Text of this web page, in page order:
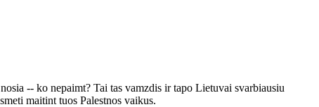
-- ko nepaimt? Tai tas vamzdis ir tapo Lietuvai svarbiausiu
maitint tuos Palestnos vaikus.